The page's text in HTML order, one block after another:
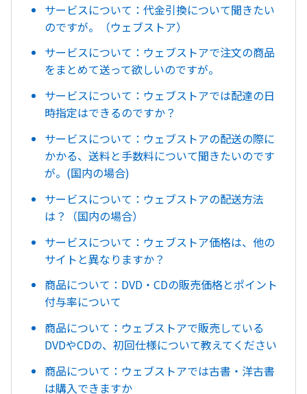
サービスについて：代金引換について聞きたい
のですが。（ウェブストア）
サービスについて：ウェブストアで注文の商品
をまとめて送って欲しいのですが。
サービスについて：ウェブストアでは配達の日
時指定はできるのですか？
サービスについて：ウェブストアの配送の際に
かかる、送料と手数料について聞きたいのです
が。(国内の場合)
サービスについて：ウェブストアの配送方法
は？（国内の場合）
サービスについて：ウェブストア価格は、他の
サイトと異なりますか？
商品について：DVD・CDの販売価格とポイント
付与率について
商品について：ウェブストアで販売している
DVDやCDの、初回仕様について教えてください
商品について：ウェブストアでは古書・洋古書
は購入できますか